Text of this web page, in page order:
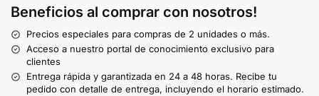
Beneficios al comprar con nosotros!
Precios especiales para compras de 2 unidades o más.
Acceso a nuestro portal de conocimiento exclusivo para
clientes
Entrega rápida y garantizada en 24 a 48 horas. Recibe tu
pedido con detalle de entrega, incluyendo el horario estimado.